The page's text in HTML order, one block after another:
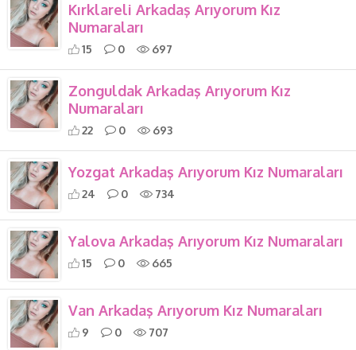
Kırklareli Arkadaş Arıyorum Kız
Numaraları
15 0 697
Zonguldak Arkadaş Arıyorum Kız
Numaraları
22 0 693
Yozgat Arkadaş Arıyorum Kız Numaraları
24 0 734
Yalova Arkadaş Arıyorum Kız Numaraları
15 0 665
Van Arkadaş Arıyorum Kız Numaraları
9 0 707